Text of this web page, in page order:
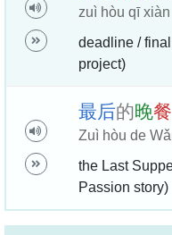
zuì hòu qī xiàn
deadline /
project)
最后的晚餐
Zuì hòu de
the Last
Passion story)